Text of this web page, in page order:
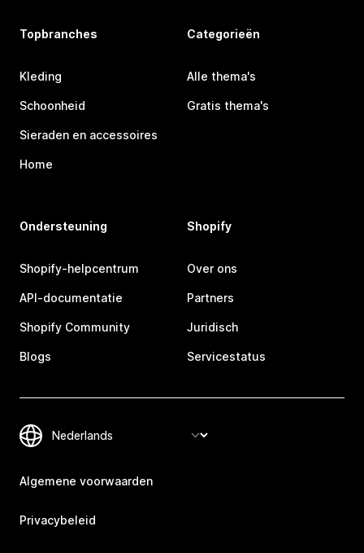
Topbranches
Kleding
Schoonheid
Sieraden en accessoires
Home
Categorieën
Alle thema's
Gratis thema's
Ondersteuning
Shopify-helpcentrum
API-documentatie
Shopify Community
Blogs
Shopify
Over ons
Partners
Juridisch
Servicestatus
Algemene voorwaarden
Privacybeleid